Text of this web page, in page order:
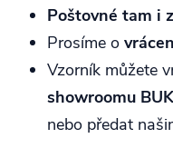
Poštovné tam i
Prosíme o
Vzorník můžete
showroomu
nebo předat